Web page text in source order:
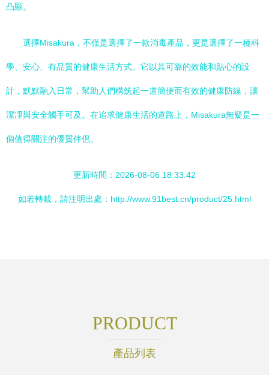
凸顯。
選擇Misakura，不僅是選擇了一款消毒產品，更是選擇了一種科
學、安心、有品質的健康生活方式。它以其可靠的效能和貼心的設
計，默默融入日常，幫助人們構筑起一道簡便而有效的健康防線，讓
潔凈與安全觸手可及。在追求健康生活的道路上，Misakura無疑是一
個值得關注的優質伴侶。
更新時間：2026-08-06 18:33:42
如若轉載，請注明出處：http://www.91best.cn/product/25.html
PRODUCT
產品列表